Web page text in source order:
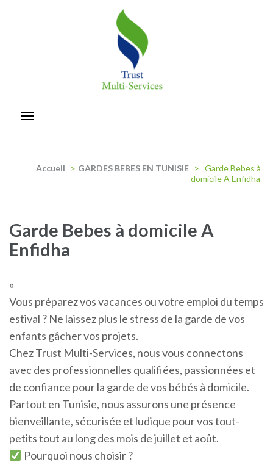
Accueil > GARDES BEBES EN TUNISIE > Garde Bebes à
domicile A Enfidha
Garde Bebes à domicile A
Enfidha
«
Vous préparez vos vacances ou votre emploi du temps
estival ? Ne laissez plus le stress de la garde de vos
enfants gâcher vos projets.
Chez Trust Multi-Services, nous vous connectons
avec des professionnelles qualifiées, passionnées et
de confiance pour la garde de vos bébés à domicile.
Partout en Tunisie, nous assurons une présence
bienveillante, sécurisée et ludique pour vos tout-
petits tout au long des mois de juillet et août.
Pourquoi nous choisir ?